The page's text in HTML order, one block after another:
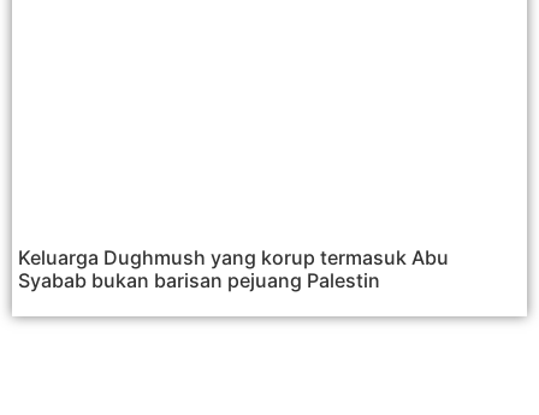
Keluarga Dughmush yang korup termasuk Abu
Syabab bukan barisan pejuang Palestin